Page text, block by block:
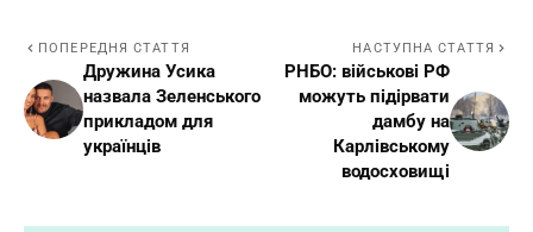
ПОПЕРЕДНЯ СТАТТЯ
Дружина Усика
назвала Зеленського
прикладом для
українців
НАСТУПНА СТАТТЯ
РНБО: військові РФ
можуть підірвати
дамбу на
Карлівському
водосховищі